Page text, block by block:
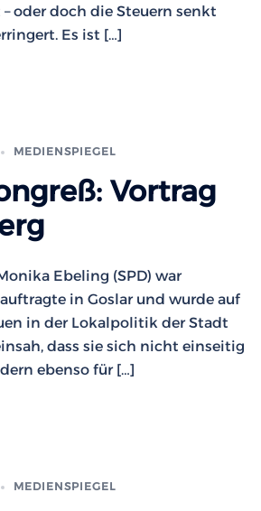
oder doch die Steuern senkt
Es ist […]
MEDIENSPIEGEL
Vortrag
Ebeling (SPD) war
in Goslar und wurde auf
in der Lokalpolitik der Stadt
dass sie sich nicht einseitig
ebenso für […]
MEDIENSPIEGEL